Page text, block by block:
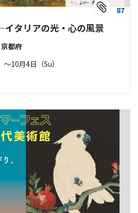
87
タリアの光・心の風景
都府
10月4日（Su）